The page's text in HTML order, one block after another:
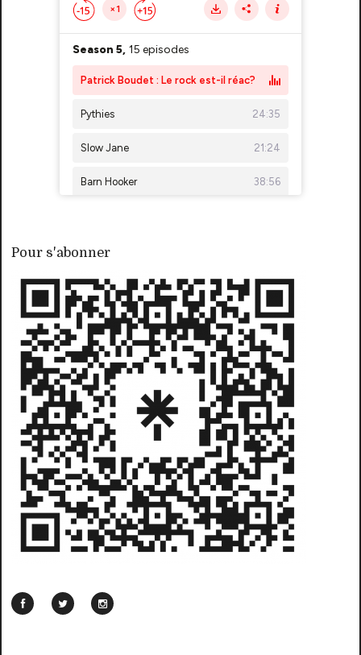
Pour s'abonner